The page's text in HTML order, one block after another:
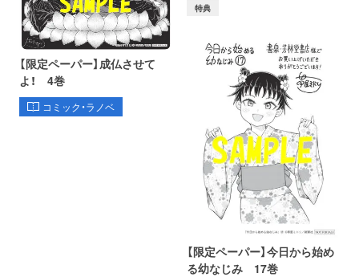
【限定ペーパー】成仏させて
よ！ 4巻
コミック・ラノベ
特典
【限定ペーパー】今日から始め
る幼なじみ 17巻